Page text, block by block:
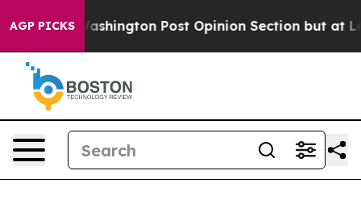
AGP PICKS
the Washington Post Opinion Section but at Least